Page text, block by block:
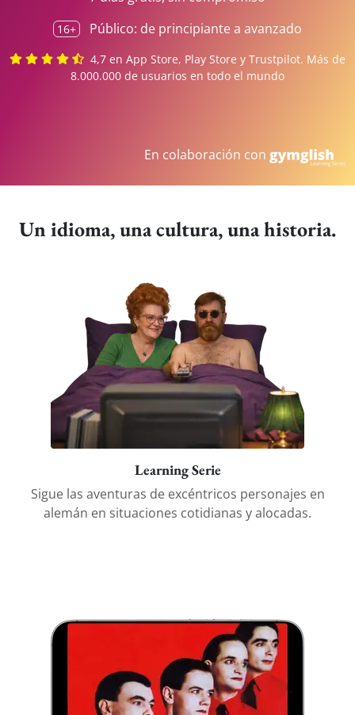
16+ Público: de principiante a avanzado
4,7 en App Store, Play Store y Trustpilot. Más de
8.000.000 de usuarios en todo el mundo
En colaboración con
Un idioma, una cultura, una historia.
Learning Serie
Sigue las aventuras de excéntricos personajes en
alemán en situaciones cotidianas y alocadas.